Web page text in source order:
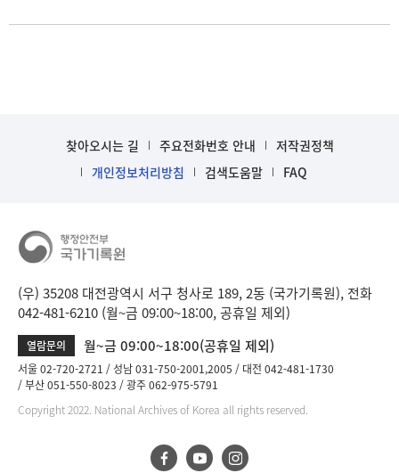
찾아오시는 길 주요전화번호 안내
저작권정책
개인정보처리방침
검색도움말 FAQ
(우) 35208 대전광역시 서구 청사로 189, 2동 (국가기록원), 전화
042-481-6210 (월~금 09:00~18:00, 공휴일 제외)
열람문의 월~금 09:00~18:00(공휴일 제외)
서울 02-720-2721 성남 031-750-2001,2005
대전 042-481-1730
부산 051-550-8023
광주 062-975-5791
Copyright 2022. National Archives of Korea all rights reserved.